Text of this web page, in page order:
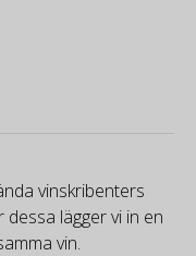
vinskribenters
lägger vi in en
vin.